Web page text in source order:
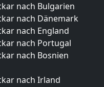
nach Bulgarien
nach Dänemark
nach England
nach Portugal
nach Bosnien
nach Irland